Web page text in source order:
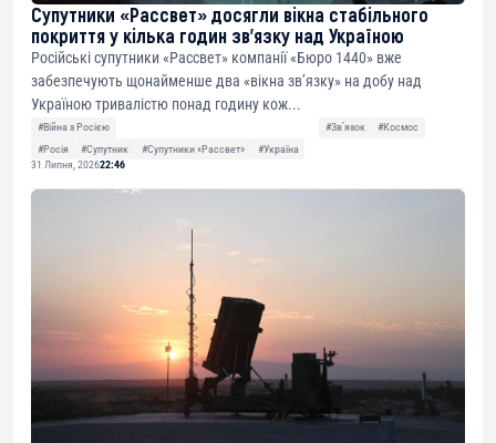
Супутники «Рассвет» досягли вікна стабільного
покриття у кілька годин зв’язку над Україною
Російські супутники «Рассвет» компанії «Бюро 1440» вже
забезпечують щонайменше два «вікна зв’язку» на добу над
Україною тривалістю понад годину кож...
#Війна з Росією #Звʼязок
#Космос
#Росія
#Супутник #Супутники «Рассвет»
#Україна
31 Липня, 202622:46